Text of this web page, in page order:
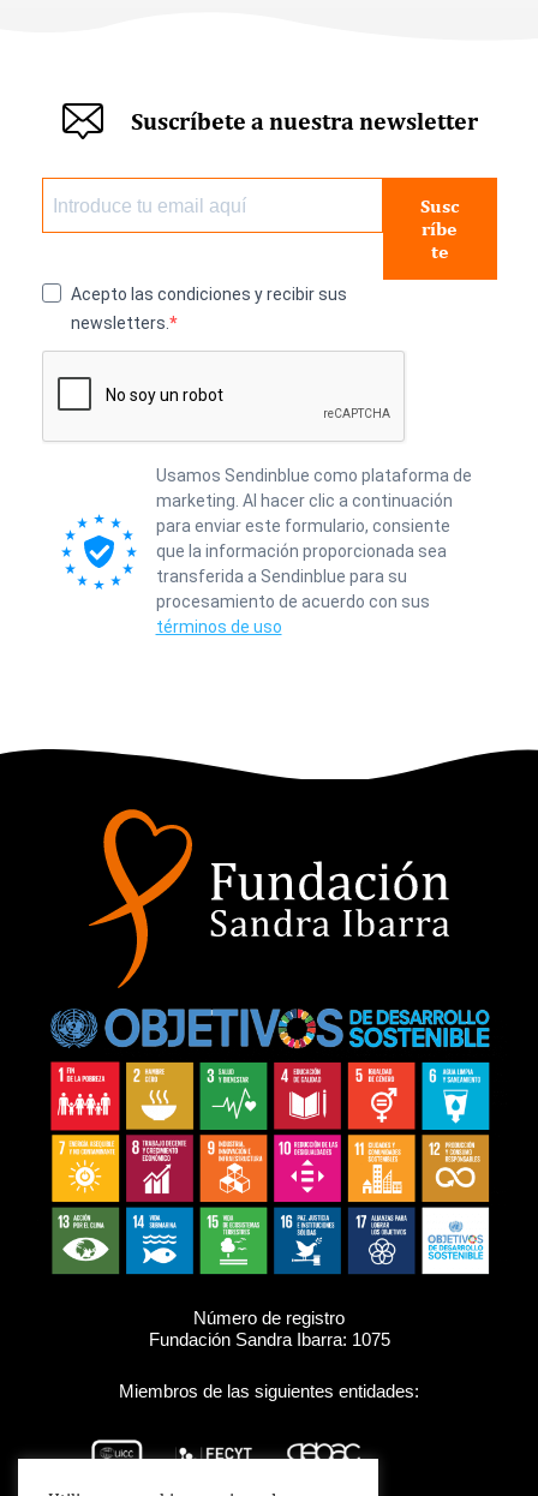
Suscríbete a nuestra newsletter
Susc
ríbe
te
Acepto las condiciones y recibir sus
newsletters.
Usamos Sendinblue como plataforma de
marketing. Al hacer clic a continuación
para enviar este formulario, consiente
que la información proporcionada sea
transferida a Sendinblue para su
procesamiento de acuerdo con sus
términos de uso
Número de registro
Fundación Sandra Ibarra: 1075
Miembros de las siguientes entidades: